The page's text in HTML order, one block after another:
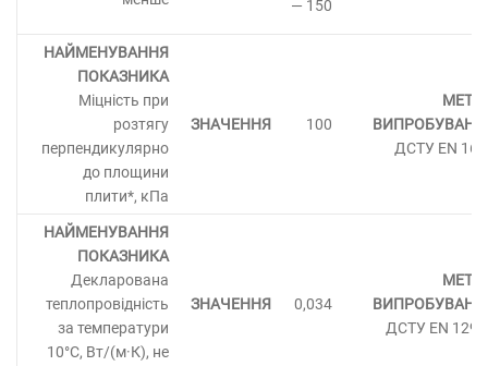
— 150
Міцність при
розтягу
перпендикулярно
до площини
плити*, кПа
100
ДСТУ EN
Декларована
теплопровідність
за температури
10°С, Вт/(м·К), не
0,034
ДСТУ EN